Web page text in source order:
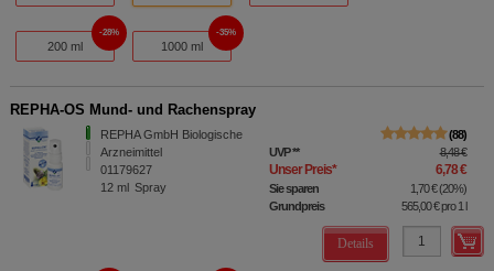
200 ml
28%
1000 ml
35%
REPHA-OS Mund- und Rachenspray
REPHA GmbH Biologische
Arzneimittel
01179627
12 ml Spray
88
UVP** 8,48 €
Unser Preis* 6,78 €
Sie sparen 1,70 €(20%)
Grundpreis
565,00 €pro 1 l
Details